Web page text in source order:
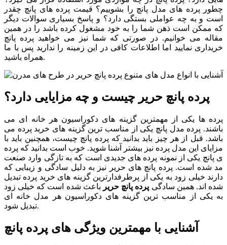
چطور پرده های مدل پانچ را بشوییم؟ قیمت پرده های پانچ چقدر
است و به چه عواملی بستگی دارد؟ و پاسخ بسیاری سوالات دیگر
که ممکن است ذهن شما را به خود مشغول کرده باشد را در همین
مقاله می خوانیم. در صورتی که شما نیز می خواهید پرده پانچ
خریداری نمایید اما اطلاعات کافی در این زمینه را ندارید پس با ما
همراه باشید.
پرده پانچ حریر چیست و چه مزایایی دارد؟
پرده ها یکی از مهمترین گزینه های دکوراسیون هر خانه ای می
باشند. پرده مدل پانچ یکی از مناسب ترین گزینه های خرید پرده می
باشد. قبل از هر چیز باید بدانید که پرده پانچ چیست، همچنین باید با
مزایای این مدل پرده نیز بیشتر آشنا شوید. خوب است بدانید که پرده
ی پانچ یکی از نمونه پرده های جدیدی است که به تازگی وارد صنعت
مد شده است. پرده پانچ های حریر نیز به دلیل سادگی و زیبایی که
دارند خیلی زود به یکی از پرطرفدارترین گزینه های خرید پرده تبدیل
شده اند. همین سادگی پرده پانچ حریر باعث شده است که خیلی زود
به یکی از مناسب ترین گزینه های دکوراسیون هر مدل خانه ای
تبدیل شود.
آشنایی با مهمترین ویژگی های پرده پانچ